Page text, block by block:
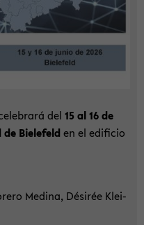
del 15 al 16 de
Bie­le­feld en el edi­fi­cio
Me­di­na, Désirée Klei­